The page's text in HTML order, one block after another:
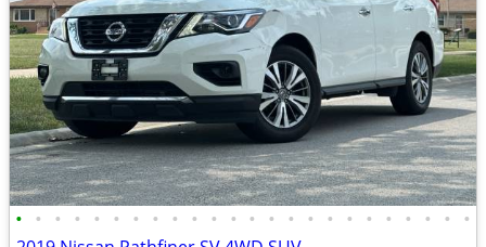
• • • • • • • • • • • • • • • • • • • • • • • •